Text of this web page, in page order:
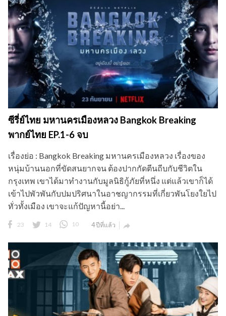
ซีรี่ย์ไทย มหานครเมืองหลวง Bangkok Breaking
พากย์ไทย EP.1-6 จบ
เรื่องย่อ : Bangkok Breaking มหานครเมืองหลวง เรื่องของ
หนุ่มบ้านนอกที่ขัดสนยากจน ต้องปากกัดตีนถีบกับชีวิตใน
กรุงเทพ เขาได้มาทำงานกับมูลนิธิกู้ภัยที่หนึ่ง แต่แล้วเขาก็ได้
เข้าไปพัวพันกับปมปริศนาในอาชญากรรมที่เกี่ยวพันโยงใยไป
ทั่วทั้งเมือง เขาจะแก้ปัญหานี้อย่า...
23 14 10 4 ปีที่แล้ว 